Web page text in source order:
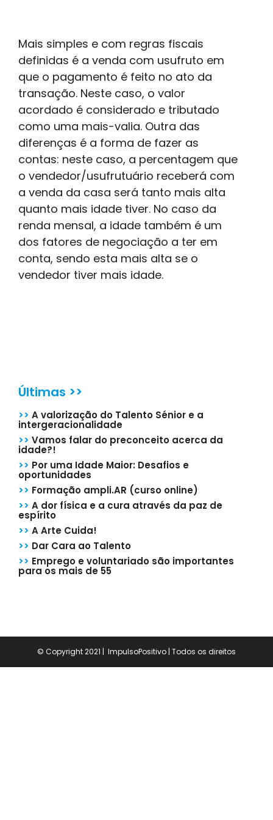
Mais simples e com regras fiscais
definidas é a venda com usufruto em
que o pagamento é feito no ato da
transação. Neste caso, o valor
acordado é considerado e tributado
como uma mais-valia. Outra das
diferenças é a forma de fazer as
contas: neste caso, a percentagem que
o vendedor/usufrutuário receberá com
a venda da casa será tanto mais alta
quanto mais idade tiver. No caso da
renda mensal, a idade também é um
dos fatores de negociação a ter em
conta, sendo esta mais alta se o
vendedor tiver mais idade.
Últimas >>
>> A valorização do Talento Sénior e a
intergeracionalidade
>> Vamos falar do preconceito acerca da
idade?!
>> Por uma Idade Maior: Desafios e
oportunidades
>> Formação ampli.AR (curso online)
>> A dor física e a cura através da paz de
espírito
>> A Arte Cuida!
>> Dar Cara ao Talento
>> Emprego e voluntariado são importantes
para os mais de 55
© Copyright 2021 | ImpulsoPositivo | Todos os direitos